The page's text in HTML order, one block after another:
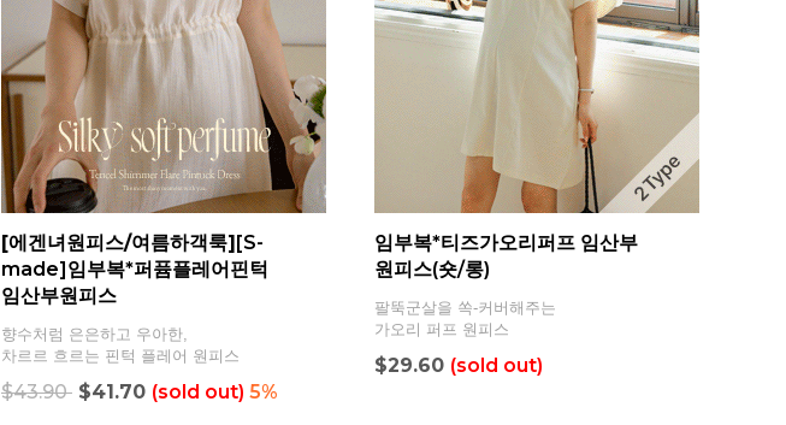
[에겐녀원피스/여름하객룩][S-
made]임부복*퍼퓸플레어핀턱
임산부원피스
향수처럼 은은하고 우아한,
차르르 흐르는 핀턱 플레어 원피스
$43.90 $41.70 (sold out) 5%
임부복*티즈가오리퍼프 임산부
원피스(숏/롱)
팔뚝군살을 쏙-커버해주는
가오리 퍼프 원피스
$29.60 (sold out)